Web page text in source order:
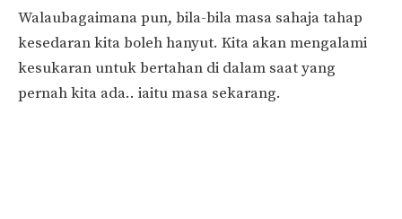
Walaubagaimana pun, bila-bila masa sahaja tahap
kesedaran kita boleh hanyut. Kita akan mengalami
kesukaran untuk bertahan di dalam saat yang
pernah kita ada.. iaitu masa sekarang.